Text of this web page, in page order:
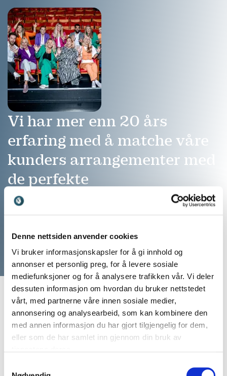
Denne nettsiden anvender cookies
Vi bruker informasjonskapsler for å gi innhold og
annonser et personlig preg, for å levere sosiale
mediefunksjoner og for å analysere trafikken vår. Vi deler
dessuten informasjon om hvordan du bruker nettstedet
vårt, med partnerne våre innen sosiale medier,
annonsering og analysearbeid, som kan kombinere den
med annen informasjon du har gjort tilgjengelig for dem,
eller som de har samlet inn gjennom din bruk av
Vi har mer enn 20 års
erfaring med å matche våre
kunders arrangementer med
de perfekte
foredragsholderne
Ring: 911 16 989
Vi er klare til å hjelpe